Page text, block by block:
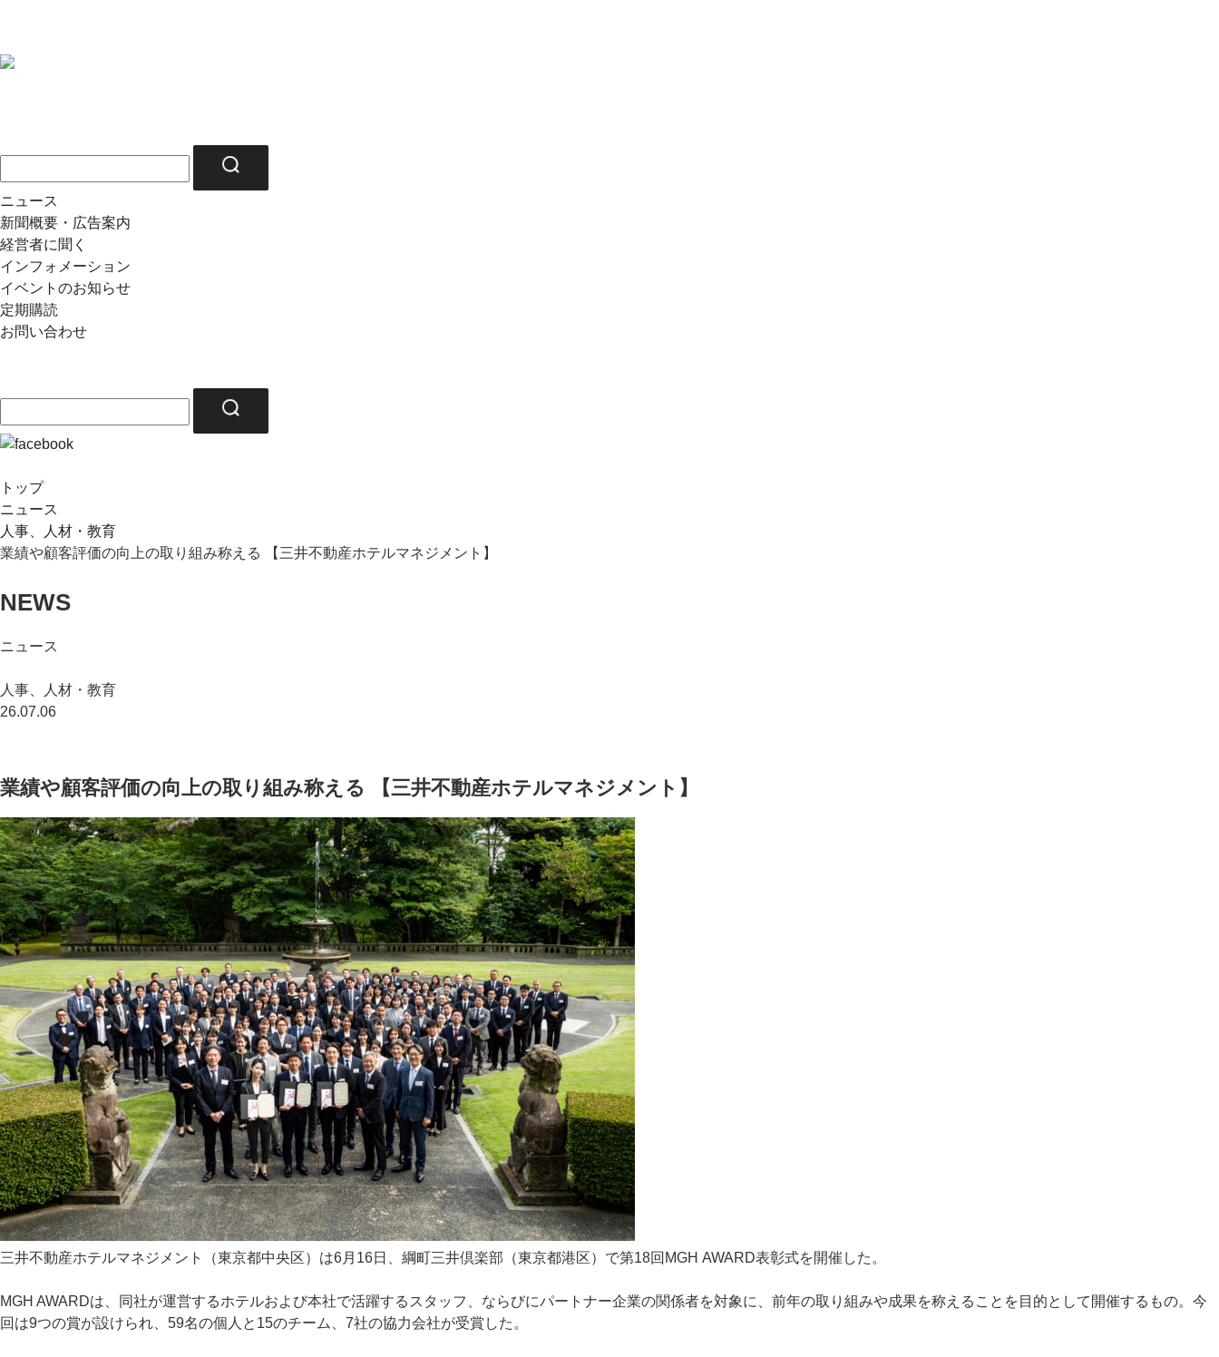
ニュース
新聞概要・広告案内
経営者に聞く
インフォメーション
イベントのお知らせ
定期購読
お問い合わせ
トップ
ニュース
人事、人材・教育
業績や顧客評価の向上の取り組み称える 【三井不動産ホテルマネジメント】
NEWS
ニュース
人事、人材・教育
26.07.06
業績や顧客評価の向上の取り組み称える 【三井不動産ホテルマネジメント】
三井不動産ホテルマネジメント（東京都中央区）は6月16日、綱町三井倶楽部（東京都港区）で第18回MGH AWARD表彰式を開催した。
MGH AWARDは、同社が運営するホテルおよび本社で活躍するスタッフ、ならびにパートナー企業の関係者を対象に、前年の取り組みや成果を称えることを目的として開催するもの。今
回は9つの賞が設けられ、59名の個人と15のチーム、7社の協力会社が受賞した。